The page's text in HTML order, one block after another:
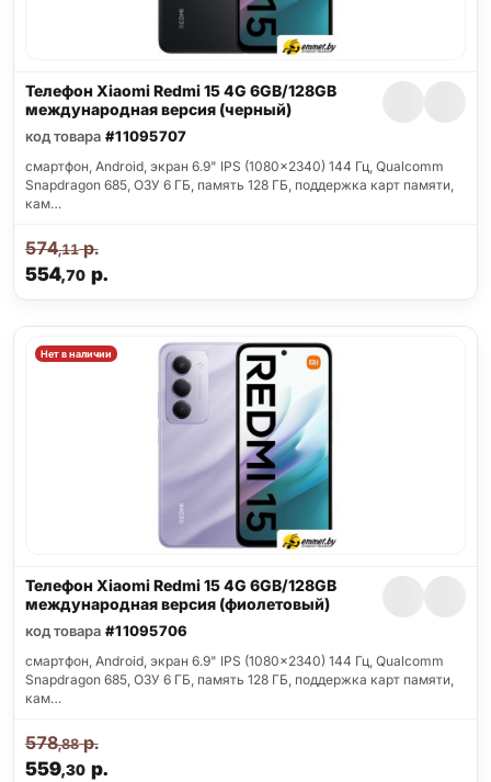
Телефон Xiaomi Redmi 15 4G 6GB/128GB
международная версия (черный)
код товара #11095707
смартфон, Android, экран 6.9" IPS (1080x2340) 144 Гц, Qualcomm
Snapdragon 685, ОЗУ 6 ГБ, память 128 ГБ, поддержка карт памяти,
кам…
554,70р.
574,11р.
Нет в наличии
Телефон Xiaomi Redmi 15 4G 6GB/128GB
международная версия (фиолетовый)
код товара #11095706
смартфон, Android, экран 6.9" IPS (1080x2340) 144 Гц, Qualcomm
Snapdragon 685, ОЗУ 6 ГБ, память 128 ГБ, поддержка карт памяти,
кам…
559,30р.
578,88р.